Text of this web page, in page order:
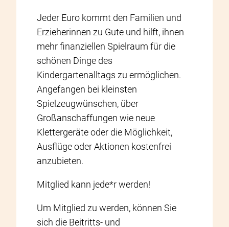
Jeder Euro kommt den Familien und
Erzieherinnen zu Gute und hilft, ihnen
mehr finanziellen Spielraum für die
schönen Dinge des
Kindergartenalltags zu ermöglichen.
Angefangen bei kleinsten
Spielzeugwünschen, über
Großanschaffungen wie neue
Klettergeräte oder die Möglichkeit,
Ausflüge oder Aktionen kostenfrei
anzubieten.
Mitglied kann jede*r werden!
Um Mitglied zu werden, können Sie
sich die Beitritts- und